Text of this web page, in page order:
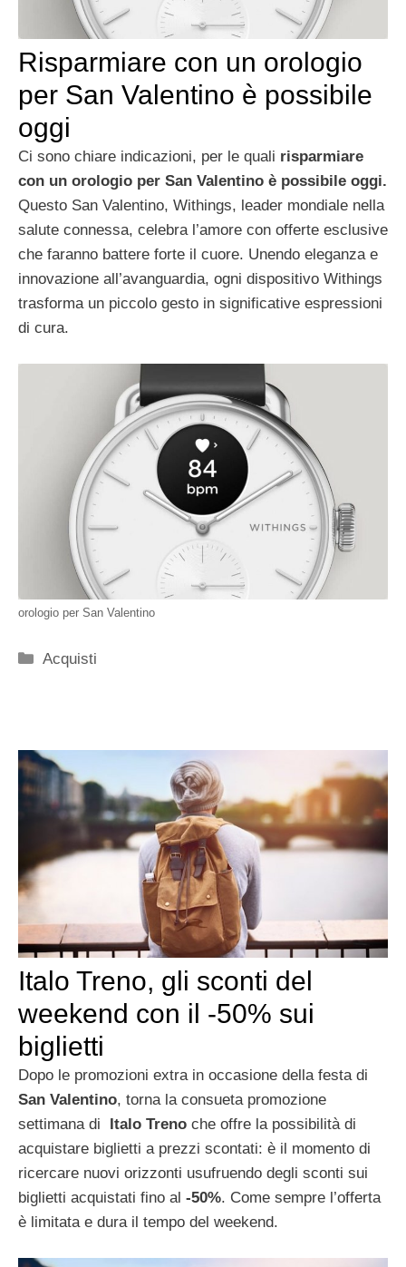
Risparmiare con un orologio
per San Valentino è possibile
oggi
Ci sono chiare indicazioni, per le quali risparmiare
con un orologio per San Valentino è possibile oggi.
Questo San Valentino, Withings, leader mondiale nella
salute connessa, celebra l’amore con offerte esclusive
che faranno battere forte il cuore. Unendo eleganza e
innovazione all’avanguardia, ogni dispositivo Withings
trasforma un piccolo gesto in significative espressioni
di cura.
orologio per San Valentino
Categorie
Acquisti
Italo Treno, gli sconti del
weekend con il -50% sui
biglietti
Dopo le promozioni extra in occasione della festa di
San Valentino, torna la consueta promozione
settimana di
Italo Treno che offre la possibilità di
acquistare biglietti a prezzi scontati: è il momento di
ricercare nuovi orizzonti usufruendo degli sconti sui
biglietti acquistati fino al -50%. Come sempre l’offerta
è limitata e dura il tempo del weekend.